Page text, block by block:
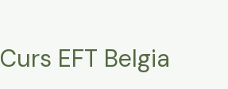
Curs EFT Belgia